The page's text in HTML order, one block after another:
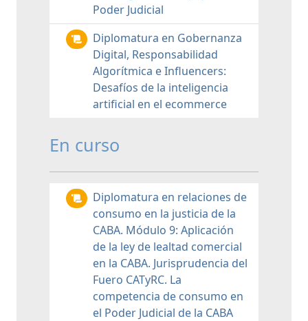
Poder Judicial
Diplomatura en Gobernanza
Digital, Responsabilidad
Algorítmica e Influencers:
Desafíos de la inteligencia
artificial en el ecommerce
En curso
Diplomatura en relaciones de
consumo en la justicia de la
CABA. Módulo 9: Aplicación
de la ley de lealtad comercial
en la CABA. Jurisprudencia del
Fuero CATyRC. La
competencia de consumo en
el Poder Judicial de la CABA